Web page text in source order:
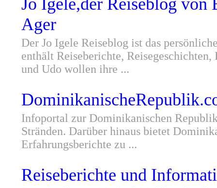
Ager
Der Jo Igele Reiseblog ist das
enthält Reiseberichte,
und Udo wollen ihre ...
Infoportal zur Dominikanischen
Stränden. Darüber hinaus bietet
Erfahrungsberichte zu ...
Reiseberichte und